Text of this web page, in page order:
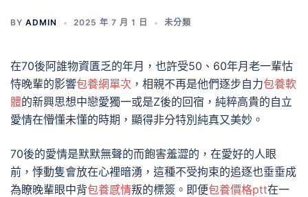
BY ADMIN 2025 年 7 月 1 日 未分類
在70後阿誰物資匱乏的年月，也許受50、60年月老一輩怙
恃晚輩的影響包養網單次 ，相親不再是他們逐步自力包養軟
體的新興思想中戀愛獨一或是Z後的回宿，純粹高貴的自立
愛情在懵懂未懂的時期，顯得非分特別純真又美妙。
70後的愛情是默默無聲的而飽害羞澀的，在愛好的人眼
前，悸動隻會放在心裡暗湧，這種不受拘束的追逐也垂垂成
為瞭晚輩眼中背包養感情叛的標簽。即便包養價格ptt在一